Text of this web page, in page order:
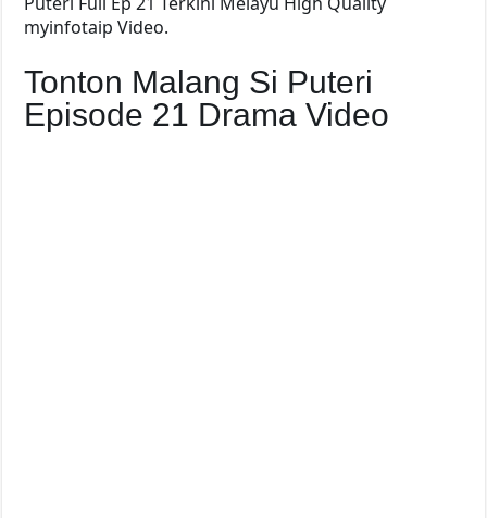
myinfotaip Video.
Tonton Malang Si Puteri
Episode 21 Drama Video